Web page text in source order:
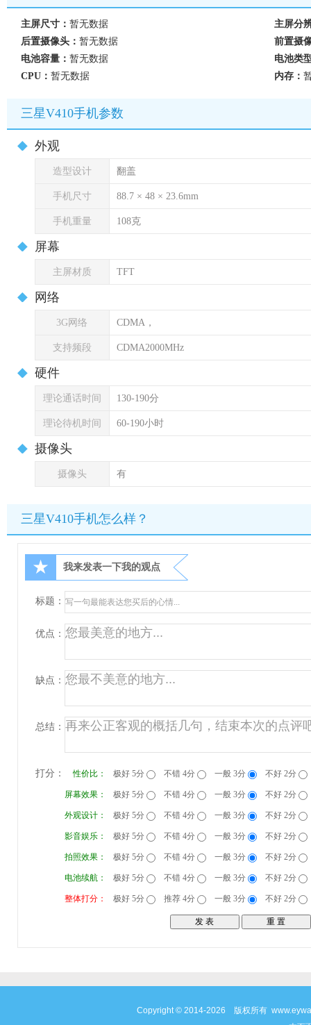
主屏尺寸： 暂无数据
主屏分
后置摄像头： 暂无数据
前置摄
电池容量： 暂无数据
电池类
CPU： 暂无数据 内存：
三星V410手机参数
外观
造型设计 翻盖
手机尺寸 88.7 × 48 × 23.6mm
手机重量 108克
屏幕
主屏材质 TFT
网络
3G网络 CDMA，
支持频段 CDMA2000MHz
硬件
理论通话时间 130-190分
理论待机时间 60-190小时
摄像头
摄像头 有
三星V410手机怎么样？
★ 我来发表一下我的观点
标题：
优点：
缺点：
总结：
打分： 性价比： 极好 5分 不错 4分 一般 3分 不好 2分
屏幕效果： 极好 5分 不错 4分 一般 3分 不好 2分
外观设计： 极好 5分 不错 4分 一般 3分 不好 2分
影音娱乐： 极好 5分 不错 4分 一般 3分 不好 2分
拍照效果： 极好 5分 不错 4分 一般 3分 不好 2分
电池续航： 极好 5分 不错 4分 一般 3分 不好 2分
整体打分： 极好 5分 推荐 4分 一般 3分 不好 2分
Copyright © 2014-2026 版权所有